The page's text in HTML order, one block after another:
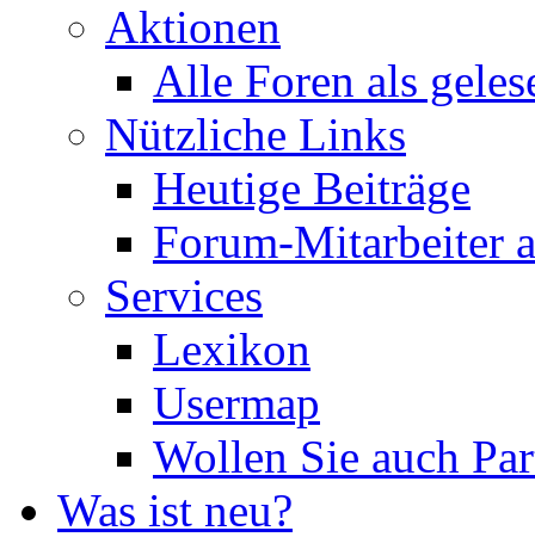
Aktionen
Alle Foren als
Nützliche Links
Heutige Beiträge
Forum-Mitarbeiter
Services
Lexikon
Usermap
Wollen Sie auch
Was ist neu?